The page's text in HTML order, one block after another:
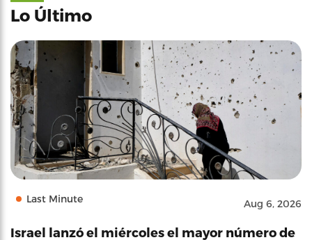
Lo Último
Last Minute Aug 6, 2026
Israel lanzó el miércoles el mayor número de